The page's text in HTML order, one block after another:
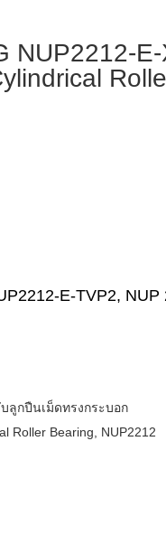
NUP2212-
E-TVP2, NUP
ลูกปืนเม็ดทรงกระบอก
Roller Bearing NUP2212